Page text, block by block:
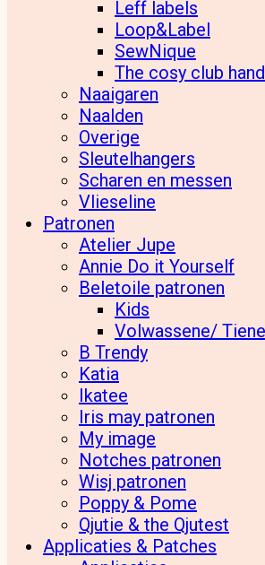
Leff labels
Loop&Label
SewNique
The cosy club
Naaigaren
Naalden
Overige
Sleutelhangers
Scharen en messen
Vlieseline
Patronen
Atelier Jupe
Annie Do it Yourself
Beletoile patronen
Kids
Volwassene/
B Trendy
Katia
Ikatee
Iris may patronen
My image
Notches patronen
Wisj patronen
Poppy & Pome
Qjutie & the Qjutest
Applicaties & Patches